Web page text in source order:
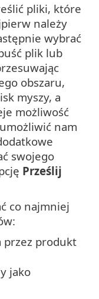
pliki, które
należy
wybrać
plik lub
obszaru,
myszy, a
możliwość
nam
swojego
Prześlij
co najmniej
przez produkt
jako